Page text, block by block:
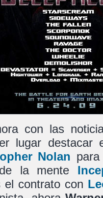
con las
lugar destacar
Nolan
la mente
contrato con